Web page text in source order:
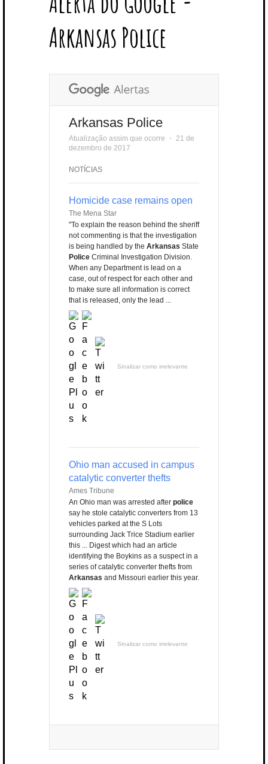
E
R
B
O
O
K
L
E
P
L
U
E
R
S
E
D
I
N
A
G
R
A
M
U
B
U
Arkansas Police
Arkansas Police
Atualização assim que ocorre ⋅ 21 de
dezembro de 2017
NOTÍCIAS
Homicide case remains open
The Mena Star
"To explain the reason behind the sheriff
not commenting is that the investigation
is being handled by the Arkansas State
Police Criminal Investigation Division.
When any Department is lead on a
case, out of respect for each other and
to make sure all information is correct
that is released, only the lead ...
Sinalizar como irrelevante
Ohio man accused in campus
catalytic converter thefts
Ames Tribune
An Ohio man was arrested after police
say he stole catalytic converters from 13
vehicles parked at the S Lots
surrounding Jack Trice Stadium earlier
this ... Digest which had an article
identifying the Boykins as a suspect in a
series of catalytic converter thefts from
Arkansas and Missouri earlier this year.
Sinalizar como irrelevante